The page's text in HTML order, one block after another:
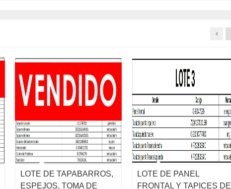
LOTE DE TAPABARROS,
ESPEJOS, TOMA DE
LOTE DE PANEL
FRONTAL Y TAPICES DE